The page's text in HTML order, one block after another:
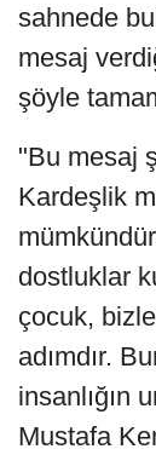
sahnede
mesaj
şöyle
"Bu mesaj
Kardeşlik
dostluklar
çocuk,
adımdır.
insanlığın
Mustafa